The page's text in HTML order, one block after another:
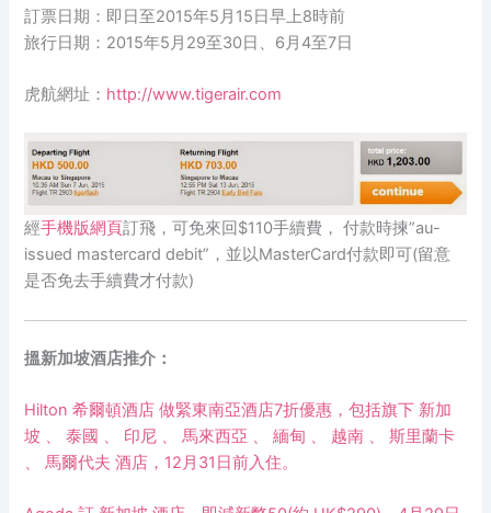
訂票日期：即日至2015年5月15日早上8時前
旅行日期：2015年5月29至30日、6月4至7日
虎航網址： http://www.tigerair.com
經手機版網頁訂飛，可免來回$110手續費， 付款時揀”au-
issued mastercard debit”，並以MasterCard付款即可(留意
是否免去手續費才付款)
搵新加坡酒店推介：
Hilton 希爾頓酒店 做緊東南亞酒店7折優惠，包括旗下 新加
坡 、 泰國 、 印尼 、 馬來西亞 、 緬甸 、 越南 、 斯里蘭卡
、 馬爾代夫 酒店，12月31日前入住。